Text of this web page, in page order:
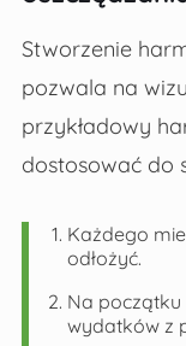
Stworzenie
pozwala na
przykładowy
dostosować do
Każdego
odłożyć.
Na
wydatków z